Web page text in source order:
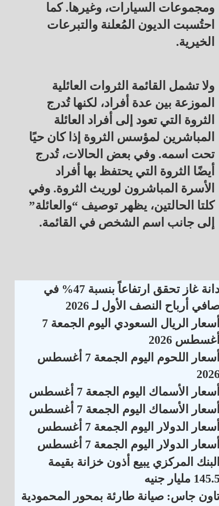
ومجموعات السيارات، وغيرها. كما
احتُسبت الديون المُعلنة والتبرعات
الخيرية.
ولا تشمل القائمة الثروات العائلية
الموزعة بين عدة أفراد، لكنها تُدرج
الثروة التي تعود إلى أفراد العائلة
المباشرين لمؤسس الثروة إذا كان حيًا
تحت اسمه. وفي بعض الحالات، تُدرج
أيضًا الثروة التي يحتفظ بها أفراد
الأسرة المباشرون لوريث الثروة. وفي
كلتا الحالتين، يظهر توصيف “والعائلة”
إلى جانب اسم الشخص في القائمة.
دانة غاز تحقق ارتفاعاً بنسبة 47% في
أرباح النصف الأول لـ 2026
أسعار الريال السعودي اليوم الجمعة 7
2026
أسعار اللحوم اليوم الجمعة 7 أغسطس
الأسماك اليوم الجمعة 7 أغسطس
الأسماك اليوم الجمعة 7 أغسطس
الدولار اليوم الجمعة 7 أغسطس
الدولار اليوم الجمعة 7 أغسطس
المركزي يبيع أذون خزانة بقيمة
مليار جنيه
جاس: صيانة طارئة بمحور المحمودية